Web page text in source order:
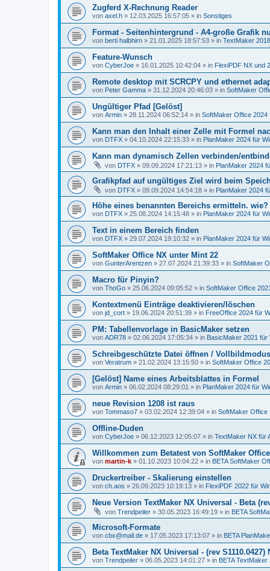
Zugferd X-Rechnung Reader
von axel.h » 12.03.2025 16:57:05 » in Sonstiges
Format - Seitenhintergrund - A4-große Grafik
von berti halbhirn » 21.01.2025 18:57:53 » in TextMaker
Feature-Wunsch
von CyberJoe » 16.01.2025 10:42:04 » in FlexiPDF NX und
Remote desktop mit SCRCPY und ethernet
von Peter Gamma » 31.12.2024 20:46:03 » in SoftMaker
Ungültiger Pfad [Gelöst]
von Armin » 28.11.2024 06:52:14 » in SoftMaker Office 2024
Kann man den Inhalt einer Zelle mit Formel
von DTFX » 04.10.2024 22:15:33 » in PlanMaker 2024 für
Kann man dynamisch Zellen verbinden/
von DTFX » 09.09.2024 17:21:13 » in PlanMaker 2024
Grafikpfad auf ungültiges Ziel wird beim
von DTFX » 09.09.2024 14:54:18 » in PlanMaker 2024
Höhe eines benannten Bereichs ermitteln. wie?
von DTFX » 25.08.2024 14:15:48 » in PlanMaker 2024 für
Text in einem Bereich finden
von DTFX » 29.07.2024 19:10:32 » in PlanMaker 2024 für
SoftMaker Office NX unter Mint 22
von GunterArentzen » 27.07.2024 21:39:33 » in SoftMaker
Macro für Pinyin?
von ThoGo » 25.06.2024 09:05:52 » in SoftMaker Office
Kontextmenü Einträge deaktivieren/löschen
von jd_cort » 19.06.2024 20:51:39 » in FreeOffice 2024 für
PM: Tabellenvorlage in BasicMaker setzen
von ADR78 » 02.06.2024 17:05:34 » in BasicMaker 2021 für
Schreibgeschützte Datei öffnen / Vollbildmodus
von Veratrum » 21.02.2024 13:15:50 » in SoftMaker Office
[Gelöst] Name eines Arbeitsblattes in Formel
von Armin » 06.02.2024 08:29:01 » in PlanMaker 2024 für
neue Revision 1208 ist raus
von Tommaso7 » 03.02.2024 12:39:04 » in SoftMaker Office
Offline-Duden
von CyberJoe » 06.12.2023 12:05:07 » in TextMaker NX für
Willkommen zum Betatest von SoftMaker
von martin-k » 01.10.2023 10:04:22 » in BETA SoftMaker
Druckertreiber - Skalierung einstellen
von ch.aos » 26.09.2023 10:19:13 » in FlexiPDF 2022 für
Neue Version TextMaker NX Universal - Beta
von Trendpeiler » 30.05.2023 16:49:19 » in BETA
Microsoft-Formate
von cbx@mail.de » 17.05.2023 17:13:07 » in BETA
Beta TextMaker NX Universal - (rev
von Trendpeiler » 06.05.2023 14:01:27 » in BETA TextMaker